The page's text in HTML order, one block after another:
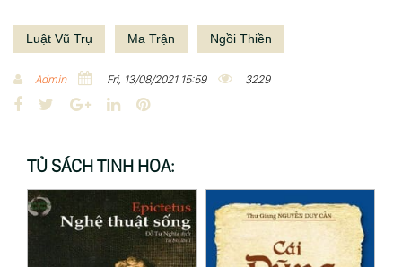
Luật Vũ Trụ Ma Trận Ngồi Thiền
Admin Fri, 13/08/2021 15:59 3229
b
t
e
g
e
k
d
P
t
e
r
e
TỦ SÁCH TINH HOA: